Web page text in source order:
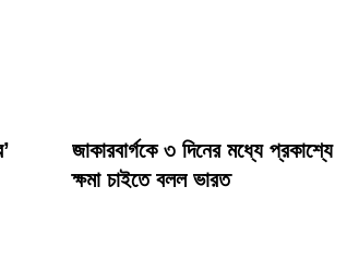
জাকারবার্গকে ৩ দিনের মধ্যে প্রকাশ্যে
ক্ষমা চাইতে বলল ভারত